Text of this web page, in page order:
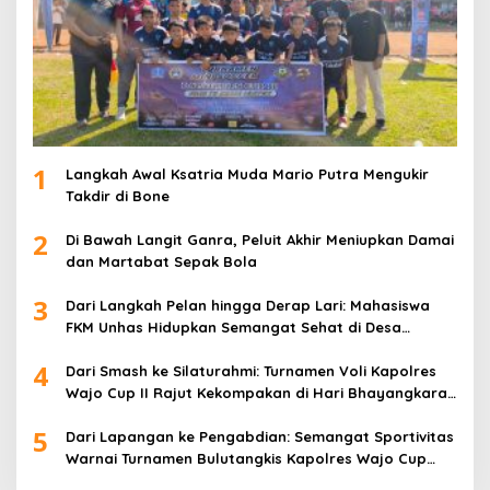
1
Langkah Awal Ksatria Muda Mario Putra Mengukir
Takdir di Bone
2
Di Bawah Langit Ganra, Peluit Akhir Meniupkan Damai
dan Martabat Sepak Bola
3
Dari Langkah Pelan hingga Derap Lari: Mahasiswa
FKM Unhas Hidupkan Semangat Sehat di Desa
4
Dari Smash ke Silaturahmi: Turnamen Voli Kapolres
Wajo Cup II Rajut Kekompakan di Hari Bhayangkara
5
Dari Lapangan ke Pengabdian: Semangat Sportivitas
Warnai Turnamen Bulutangkis Kapolres Wajo Cup